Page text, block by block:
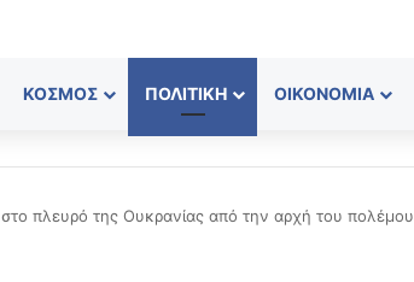
ΚΌΣΜΟΣ ΠΟΛΙΤΙΚΉ ΟΙΚΟΝΟΜΊΑ
πλευρό της Ουκρανίας από την αρχή του πολέμου